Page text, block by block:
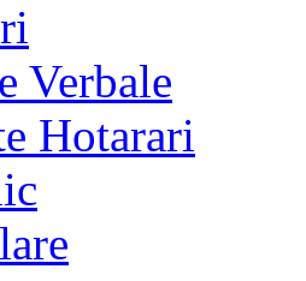
Verbale
Hotarari